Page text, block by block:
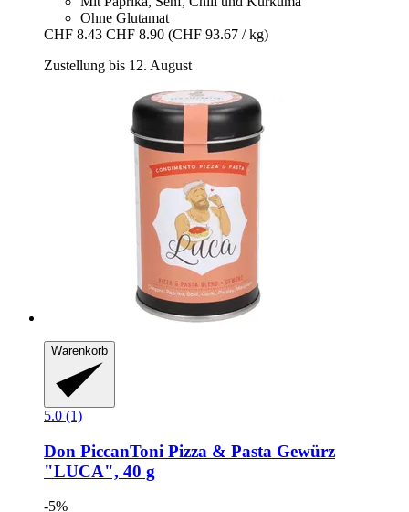
Ohne Glutamat
CHF 8.43 CHF 8.90 (CHF 93.67 / kg)
Zustellung bis 12. August
Warenkorb
5.0 (1)
Don PiccanToni Pizza & Pasta Gewürz
"LUCA", 40 g
-5%